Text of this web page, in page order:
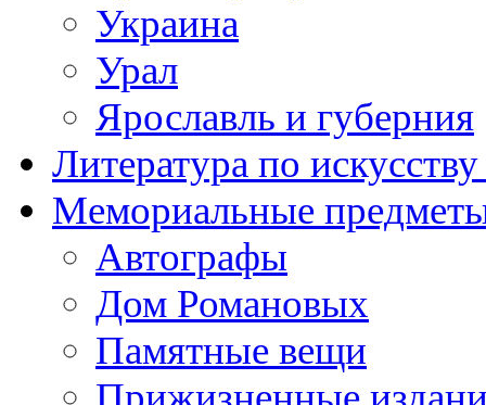
Украина
Урал
Ярославль и губерния
Литература по
Мемориальные
Автографы
Дом Романовых
Памятные вещи